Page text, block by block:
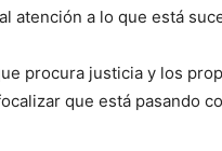
atención a lo que está
procura justicia y los
que está pasando